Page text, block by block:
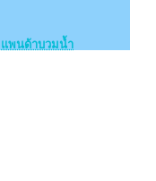
แพนด้าบวมน้ำ